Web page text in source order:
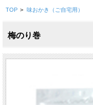
TOP > 味おかき（ご自宅用）
梅のり巻